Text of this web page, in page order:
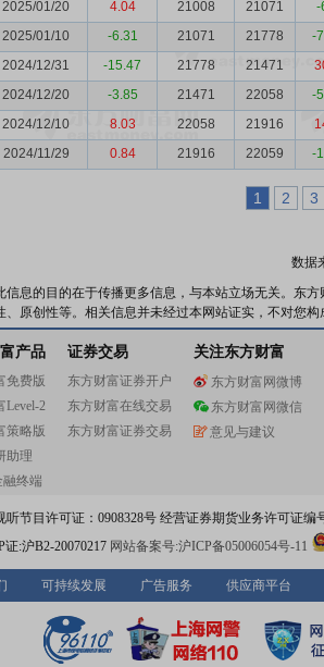
2025/01/20
4.04 21008 21071
-
2025/01/10
-6.31 21071 21778
-
2024/12/31
-15.47 21778 21471
2024/12/20
-3.85 21471 22058
-
2024/12/10
8.03 22058 21916
2024/11/29
0.84 21916 22059 -
1 2 3
数据
信息的目的在于传播更多信息，与本站立场无关。东
、原创性等。相关信息并未经过本网站证实，不对您
产品
免费版
Level-2
策略版
助理
融终端
证券交易
东方财富证券开户
东方财富在线交易
东方财富证券交易
关注东方财富
东方财富网微博
东方财富网微信
意见与建议
节目许可证：0908328号 经营证券期货业务许可证编
证:沪B2-20070217 网站备案号:沪ICP备05006054号-11
可持续发展 广告服务 供应商平台